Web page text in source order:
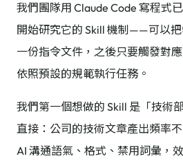
我們團隊用 Claude Code 寫程式
開始研究它的 Skill 機制——可以
一份指令文件，之後只要觸發對
依照預設的規範執行任務。
我們第一個想做的 Skill 是「技術
直接：公司的技術文章產出頻率
AI 溝通語氣、格式、禁用詞彙，